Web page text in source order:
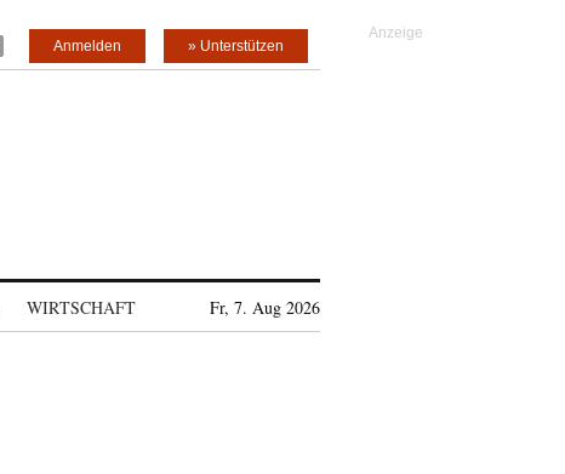
» Unterstützen
Anmelden
WIRTSCHAFT Fr, 7. Aug 2026